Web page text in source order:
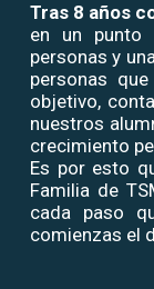
Tras 8 años
en un punto
personas y
personas
objetivo,
nuestros
crecimiento
Es por esto
Familia de
cada paso
comienzas el